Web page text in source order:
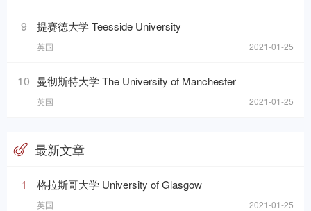
9 提赛德大学 Teesside University
英国 2021-01-25
10 曼彻斯特大学 The University of Manchester
英国 2021-01-25
最新文章
1 格拉斯哥大学 University of Glasgow
英国 2021-01-25